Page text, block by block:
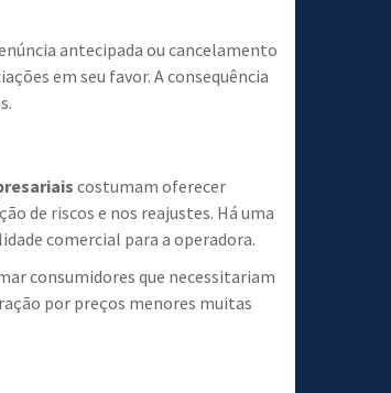
antecipada ou cancelamento
em seu favor. A consequência
costumam oferecer
de riscos e nos reajustes. Há uma
comercial para a operadora.
consumidores que necessitariam
por preços menores muitas